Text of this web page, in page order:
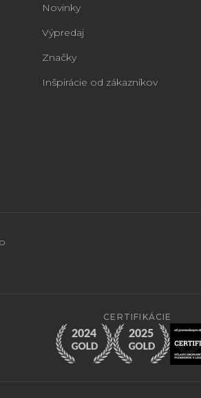
Novinky
Výpredaj
Značky
Inšpirácie od zákazníkov
CERTIFIKÁCIE